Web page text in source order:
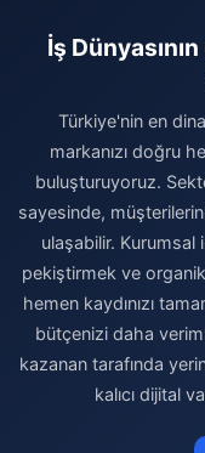
İş
Türkiye'nin en
markanızı doğru
buluşturuyoruz.
sayesinde,
ulaşabilir. Kurumsal
pekiştirmek ve
hemen kaydınızı
bütçenizi daha
kazanan tarafında
kalıcı dijital